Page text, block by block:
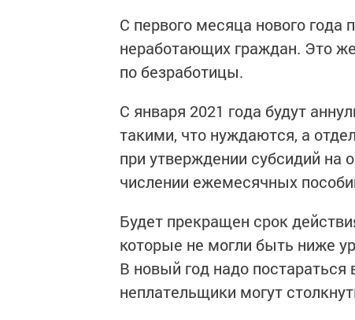
С первого месяца нового года
неработающих граждан. Это
по безработицы.
С января 2021 года будут
такими, что нуждаются, а
при утверждении субсидий на
числении ежемесячных
Будет прекращен срок
которые не могли быть ниже
В новый год надо постараться
неплательщики могут